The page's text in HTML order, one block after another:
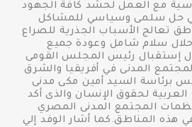
مع العمل لحشد كافة الجهود
حل سلمى وسياسي للمشاكل
تعالج الأسباب الجذرية للصراع
سلام شامل وعودة جميع
إستقبال رئيس المجلس القومى
المدنى في أفريقيا والشرق
برئاسة السيد أمين مكى مدنى
لحقوق الإنسان والذى أكد
المجتمع المدنى المصري
هذه المناطق.كما أشار الوفد إلي